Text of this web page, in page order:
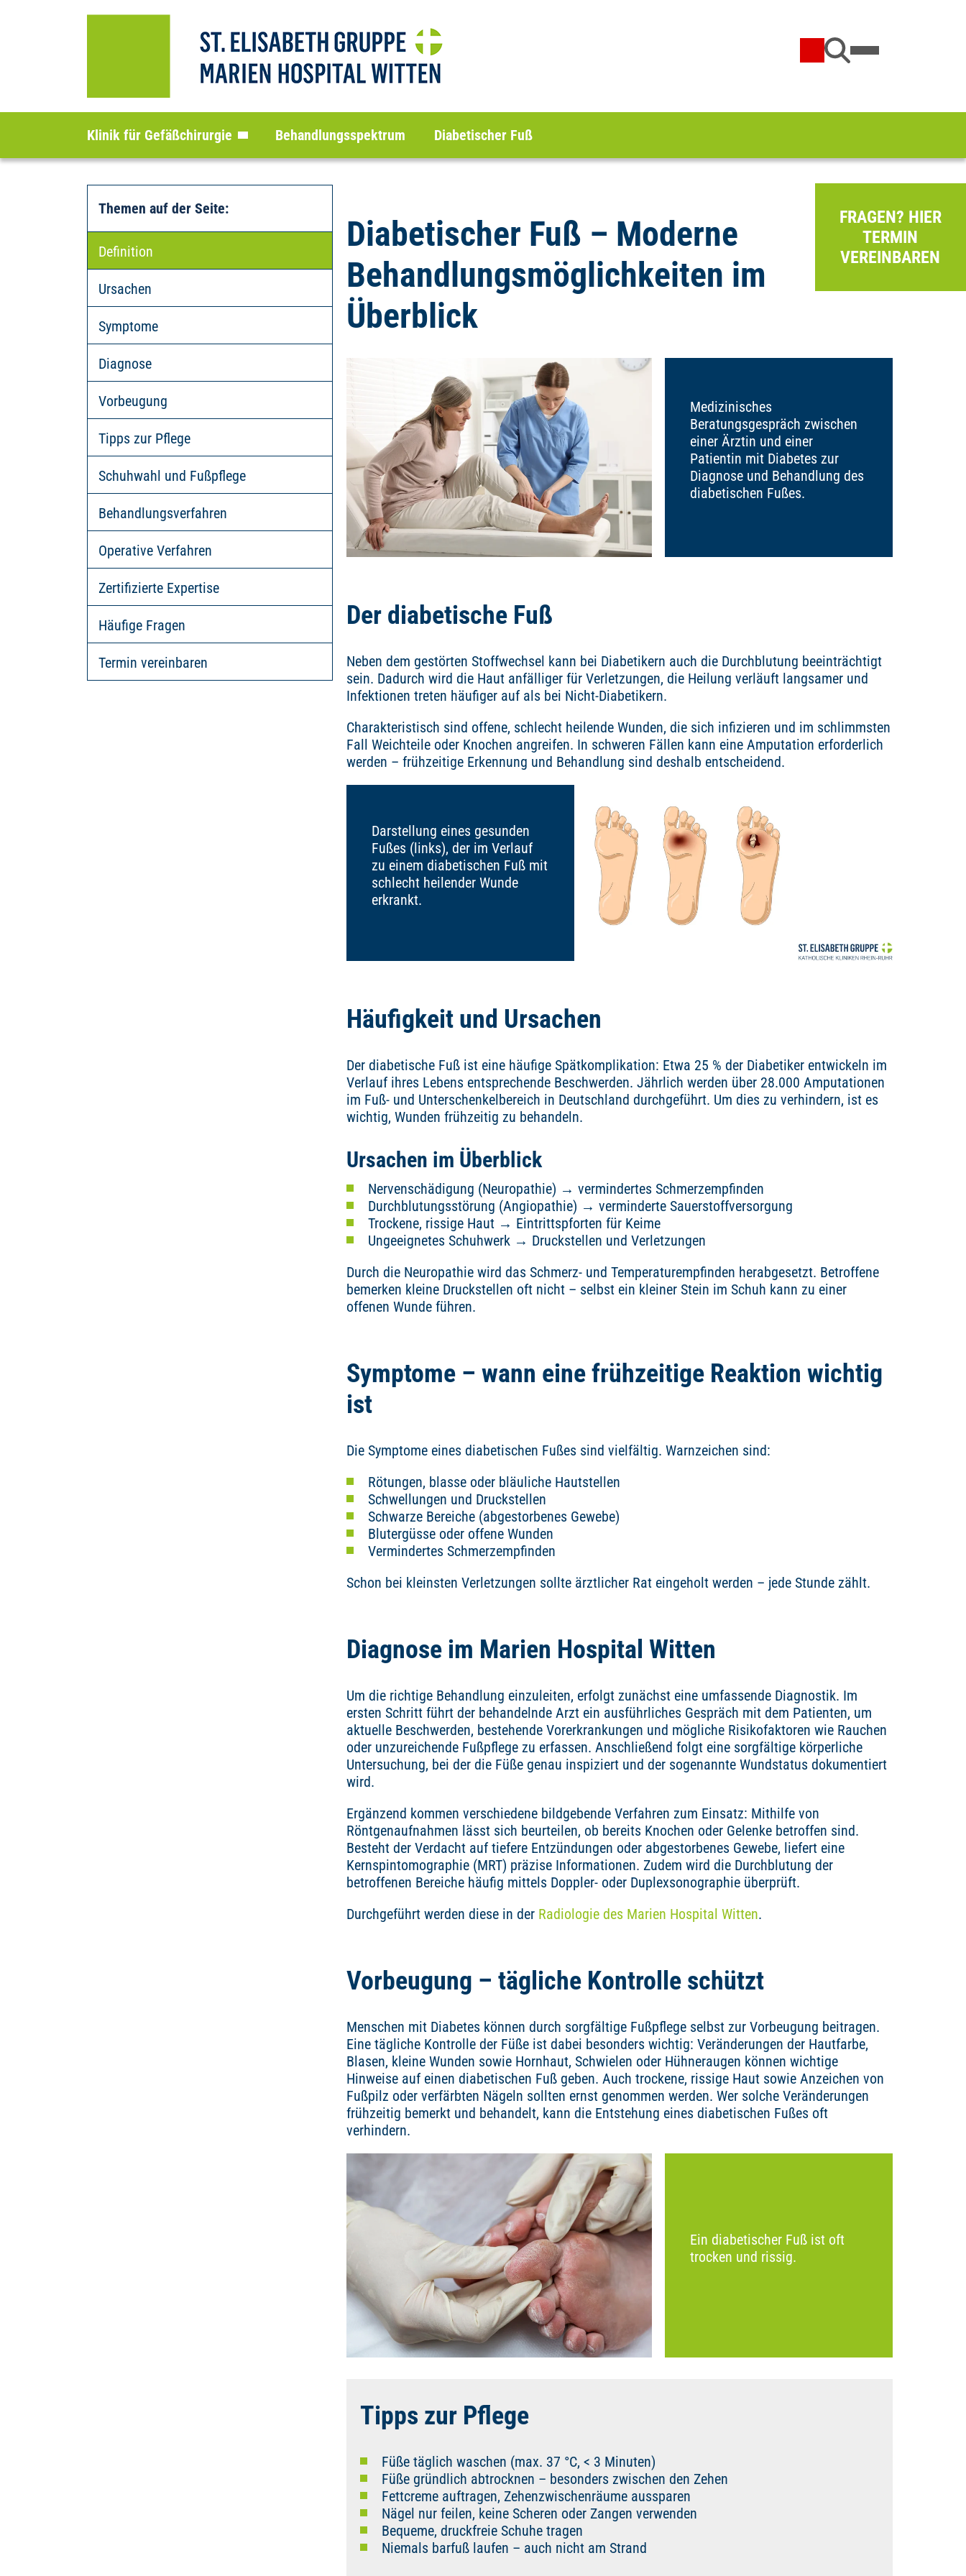
Klinik für Gefäßchirurgie Behandlungsspektrum Diabetischer Fuß
Themen auf der Seite:
Definition
Ursachen
Symptome
Diagnose
Vorbeugung
Tipps zur Pflege
Schuhwahl und Fußpflege
Behandlungsverfahren
Operative Verfahren
Zertifizierte Expertise
Häufige Fragen
Termin vereinbaren
Diabetischer Fuß – Moderne
Behandlungsmöglichkeiten im
Überblick
Medizinisches
Beratungsgespräch zwischen
einer Ärztin und einer
Patientin mit Diabetes zur
Diagnose und Behandlung des
diabetischen Fußes.
Der diabetische Fuß
Neben dem gestörten Stoffwechsel kann bei Diabetikern auch die Durchblutung beeinträchtigt
sein. Dadurch wird die Haut anfälliger für Verletzungen, die Heilung verläuft langsamer und
Infektionen treten häufiger auf als bei Nicht-Diabetikern.
Charakteristisch sind offene, schlecht heilende Wunden, die sich infizieren und im schlimmsten
Fall Weichteile oder Knochen angreifen. In schweren Fällen kann eine Amputation erforderlich
werden – frühzeitige Erkennung und Behandlung sind deshalb entscheidend.
Darstellung eines gesunden
Fußes (links), der im Verlauf
zu einem diabetischen Fuß mit
schlecht heilender Wunde
erkrankt.
Häufigkeit und Ursachen
Der diabetische Fuß ist eine häufige Spätkomplikation: Etwa 25 % der Diabetiker entwickeln im
Verlauf ihres Lebens entsprechende Beschwerden. Jährlich werden über 28.000 Amputationen
im Fuß- und Unterschenkelbereich in Deutschland durchgeführt. Um dies zu verhindern, ist es
wichtig, Wunden frühzeitig zu behandeln.
Ursachen im Überblick
Nervenschädigung (Neuropathie) → vermindertes Schmerzempfinden
Durchblutungsstörung (Angiopathie) → verminderte Sauerstoffversorgung
Trockene, rissige Haut → Eintrittspforten für Keime
Ungeeignetes Schuhwerk → Druckstellen und Verletzungen
Durch die Neuropathie wird das Schmerz- und Temperaturempfinden herabgesetzt. Betroffene
bemerken kleine Druckstellen oft nicht – selbst ein kleiner Stein im Schuh kann zu einer
offenen Wunde führen.
Symptome – wann eine frühzeitige Reaktion wichtig
ist
Die Symptome eines diabetischen Fußes sind vielfältig. Warnzeichen sind:
Rötungen, blasse oder bläuliche Hautstellen
Schwellungen und Druckstellen
Schwarze Bereiche (abgestorbenes Gewebe)
Blutergüsse oder offene Wunden
Vermindertes Schmerzempfinden
Schon bei kleinsten Verletzungen sollte ärztlicher Rat eingeholt werden – jede Stunde zählt.
Diagnose im Marien Hospital Witten
Um die richtige Behandlung einzuleiten, erfolgt zunächst eine umfassende Diagnostik. Im
ersten Schritt führt der behandelnde Arzt ein ausführliches Gespräch mit dem Patienten, um
aktuelle Beschwerden, bestehende Vorerkrankungen und mögliche Risikofaktoren wie Rauchen
oder unzureichende Fußpflege zu erfassen. Anschließend folgt eine sorgfältige körperliche
Untersuchung, bei der die Füße genau inspiziert und der sogenannte Wundstatus dokumentiert
wird.
Ergänzend kommen verschiedene bildgebende Verfahren zum Einsatz: Mithilfe von
Röntgenaufnahmen lässt sich beurteilen, ob bereits Knochen oder Gelenke betroffen sind.
Besteht der Verdacht auf tiefere Entzündungen oder abgestorbenes Gewebe, liefert eine
Kernspintomographie (MRT) präzise Informationen. Zudem wird die Durchblutung der
betroffenen Bereiche häufig mittels Doppler- oder Duplexsonographie überprüft.
Durchgeführt werden diese in der Radiologie des Marien Hospital Witten.
Vorbeugung – tägliche Kontrolle schützt
Menschen mit Diabetes können durch sorgfältige Fußpflege selbst zur Vorbeugung beitragen.
Eine tägliche Kontrolle der Füße ist dabei besonders wichtig: Veränderungen der Hautfarbe,
Blasen, kleine Wunden sowie Hornhaut, Schwielen oder Hühneraugen können wichtige
Hinweise auf einen diabetischen Fuß geben. Auch trockene, rissige Haut sowie Anzeichen von
Fußpilz oder verfärbten Nägeln sollten ernst genommen werden. Wer solche Veränderungen
frühzeitig bemerkt und behandelt, kann die Entstehung eines diabetischen Fußes oft
verhindern.
Ein diabetischer Fuß ist oft
trocken und rissig.
Tipps zur Pflege
Füße täglich waschen (max. 37 °C, < 3 Minuten)
Füße gründlich abtrocknen – besonders zwischen den Zehen
Fettcreme auftragen, Zehenzwischenräume aussparen
Nägel nur feilen, keine Scheren oder Zangen verwenden
Bequeme, druckfreie Schuhe tragen
Niemals barfuß laufen – auch nicht am Strand
FRAGEN? HIER
TERMIN
VEREINBAREN